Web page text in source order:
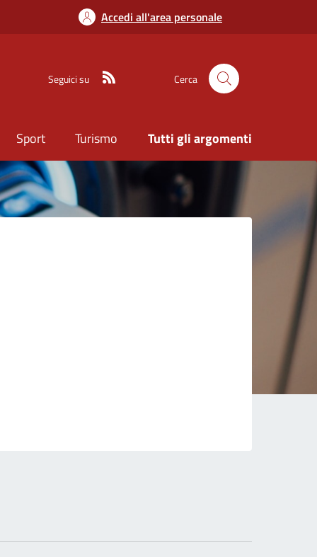
Accedi all'area personale
Seguici su Cerca
Sport Turismo Tutti gli argomenti